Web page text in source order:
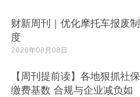
财新周刊｜优化摩托车报废制
度
2026年08月08日
【周刊提前读】各地狠抓社保
缴费基数 合规与企业减负如